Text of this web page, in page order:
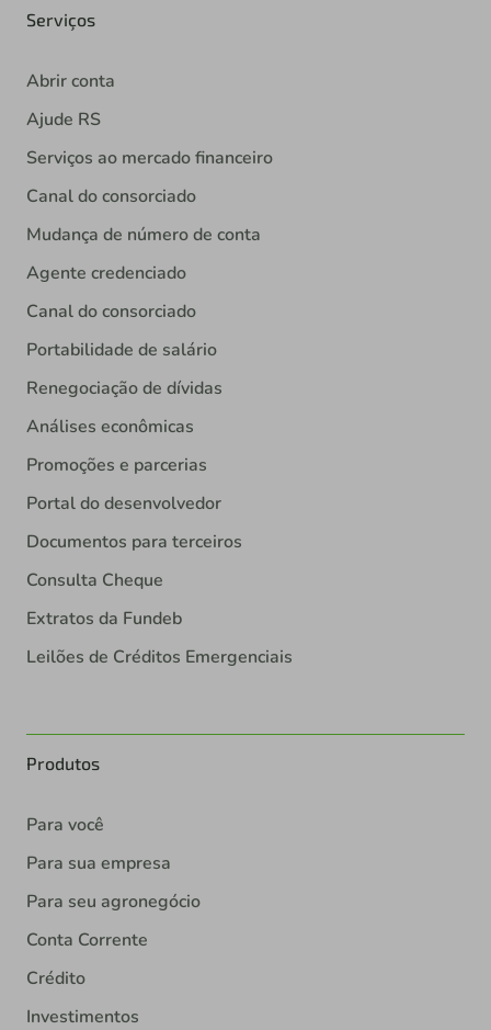
Serviços
Abrir conta
Ajude RS
Serviços ao mercado financeiro
Canal do consorciado
Mudança de número de conta
Agente credenciado
Canal do consorciado
Portabilidade de salário
Renegociação de dívidas
Análises econômicas
Promoções e parcerias
Portal do desenvolvedor
Documentos para terceiros
Consulta Cheque
Extratos da Fundeb
Leilões de Créditos Emergenciais
Produtos
Para você
Para sua empresa
Para seu agronegócio
Conta Corrente
Crédito
Investimentos